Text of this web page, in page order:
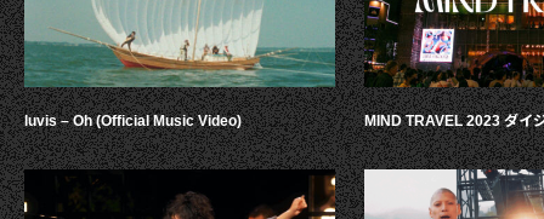
luvis – Oh (Official Music Video) MIND TRAVEL 2023 ダイ